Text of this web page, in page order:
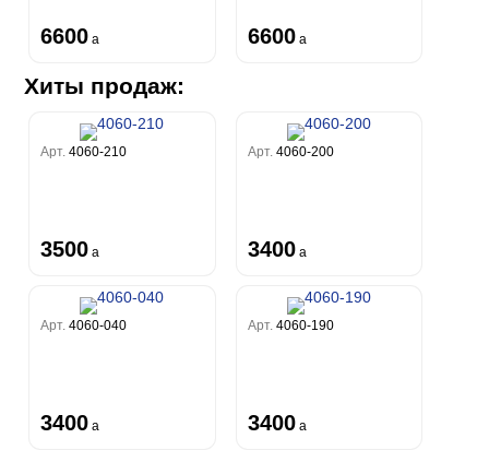
6600 a 6600 a
Хиты продаж:
Арт.4060-210
3500 a
Арт. 4060-200
3400 a
Арт.4060-040
3400 a
Арт. 4060-190
3400 a